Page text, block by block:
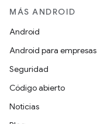
MÁS ANDROID
Android
Android para empresas
Seguridad
Código abierto
Noticias